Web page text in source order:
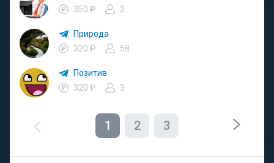
350 ₽
2
Природа
320 ₽
58
Позитив
320 ₽
3
1 2 3